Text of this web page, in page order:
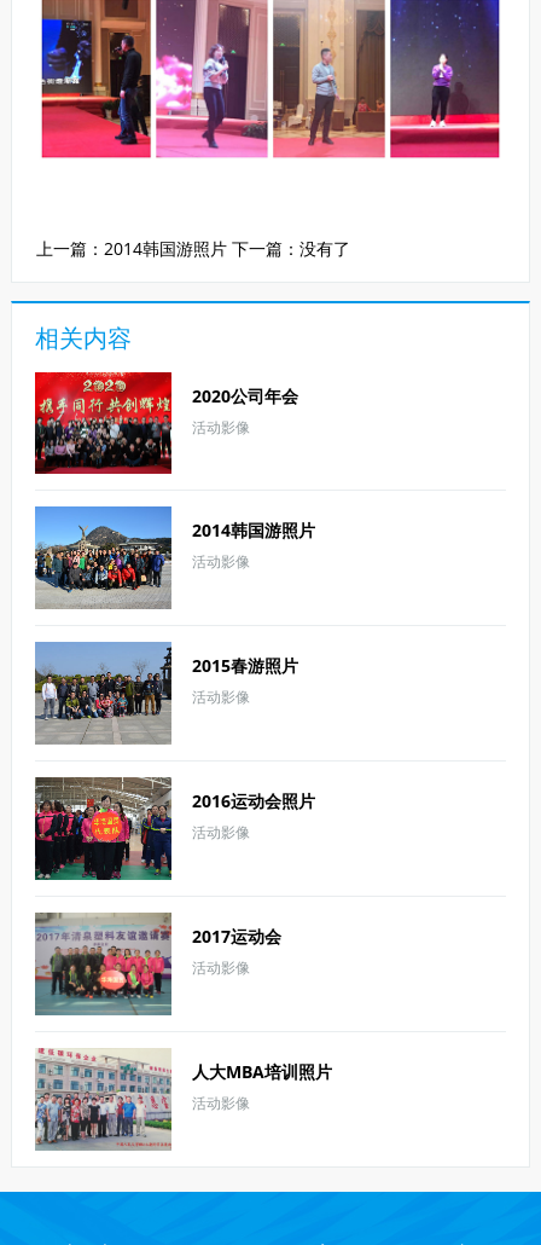
上一篇： 2014韩国游照片下一篇：没有了
相关内容
2020公司年会
活动影像
2014韩国游照片
活动影像
2015春游照片
活动影像
2016运动会照片
活动影像
2017运动会
活动影像
人大MBA培训照片
活动影像